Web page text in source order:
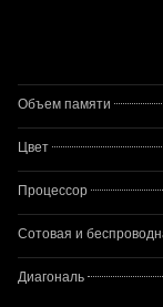
Объем памяти
Цвет
Процессор
Сотовая и
Диагональ